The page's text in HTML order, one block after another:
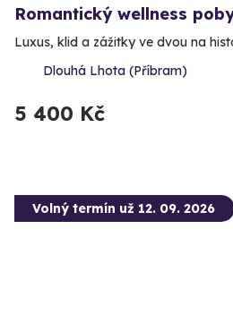
Romantický wellness
Luxus, klid a zážitky ve dvou na
Dlouhá Lhota (Příbram)
5 400 Kč
Volný termín už 12. 09. 2026